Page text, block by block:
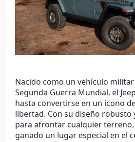
Nacido como un vehículo
Segunda Guerra Mundial, el
hasta convertirse en un icono
libertad. Con su diseño robusto
para afrontar cualquier terreno,
ganado un lugar especial en el